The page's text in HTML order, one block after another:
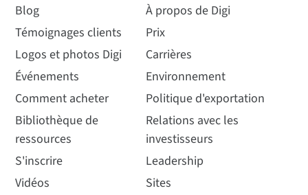
Blog
Témoignages clients
Logos et photos Digi
Événements
Comment acheter
Bibliothèque de
ressources
S'inscrire
Vidéos
À propos de Digi
Prix
Carrières
Environnement
Politique d'exportation
Relations avec les
investisseurs
Leadership
Sites